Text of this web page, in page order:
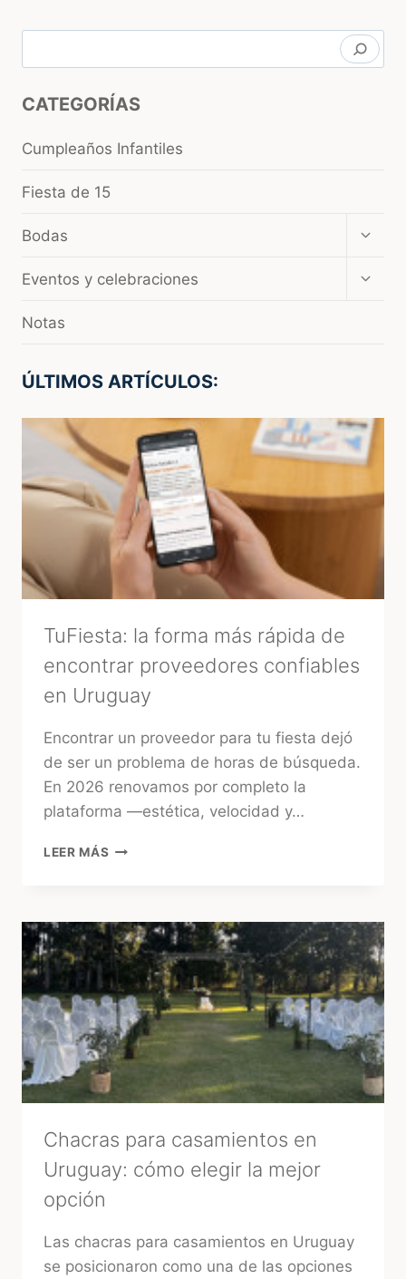
página
CATEGORÍAS
Cumpleaños Infantiles
Fiesta de 15
Bodas
hijo
Eventos y celebraciones
Notas
ÚLTIMOS ARTÍCULOS:
TuFiesta: la forma más rápida de
encontrar proveedores confiables
en Uruguay
Encontrar un proveedor para tu fiesta dejó
de ser un problema de horas de búsqueda.
En 2026 renovamos por completo la
plataforma —estética, velocidad y…
LEER MÁS TUFIESTA:
RÁPIDA
DE
ENCONTRAR
PROVEEDORES
CONFIABLES
EN
URUGUAY
Chacras para casamientos en
Uruguay: cómo elegir la mejor
opción
Las chacras para casamientos en Uruguay
se posicionaron como una de las opciones